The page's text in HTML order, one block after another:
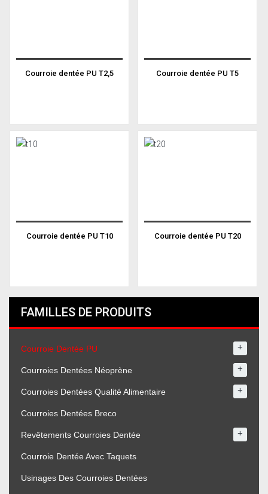
Courroie dentée PU T2,5 Courroie dentée PU T5
Courroie dentée PU T10 Courroie dentée PU T20
FAMILLES DE PRODUITS
Courroie Dentée PU +
Courroies Dentées Néoprène +
Courroies Dentées Qualité Alimentaire +
Courroies Dentées Breco
Revêtements Courroies Dentée +
Courroie Dentée Avec Taquets
Usinages Des Courroies Dentées